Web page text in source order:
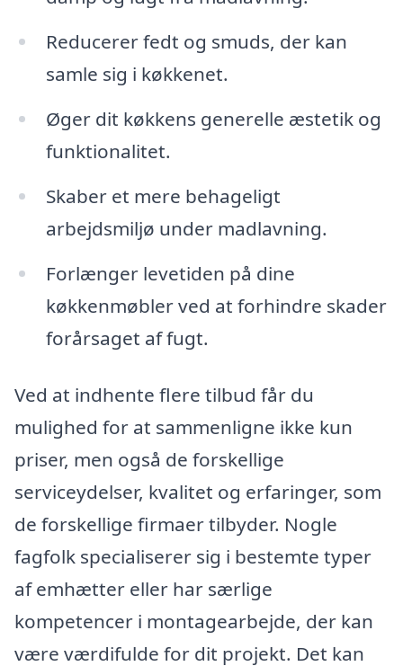
Reducerer fedt og smuds, der kan
samle sig i køkkenet.
Øger dit køkkens generelle æstetik og
funktionalitet.
Skaber et mere behageligt
arbejdsmiljø under madlavning.
Forlænger levetiden på dine
køkkenmøbler ved at forhindre skader
forårsaget af fugt.
Ved at indhente flere tilbud får du
mulighed for at sammenligne ikke kun
priser, men også de forskellige
serviceydelser, kvalitet og erfaringer, som
de forskellige firmaer tilbyder. Nogle
fagfolk specialiserer sig i bestemte typer
af emhætter eller har særlige
kompetencer i montagearbejde, der kan
være værdifulde for dit projekt. Det kan